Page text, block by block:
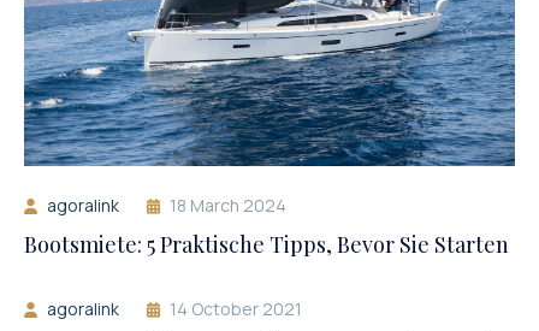
agoralink 18 March 2024
Bootsmiete: 5 Praktische Tipps, Bevor Sie Starten
agoralink 14 October 2021